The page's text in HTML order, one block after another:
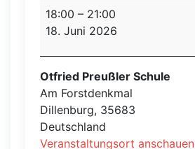
Abschlussball
18:00 – 21:00
18. Juni 2026
Otfried Preußler Schule
Am Forstdenkmal
Dillenburg, 35683
Deutschland
Veranstaltungsort anschauen